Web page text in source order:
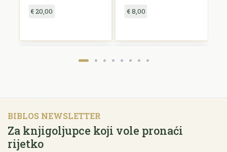
€ 20,00 € 8,00
BIBLOS NEWSLETTER
Za knjigoljupce koji vole pronaći
rijetko